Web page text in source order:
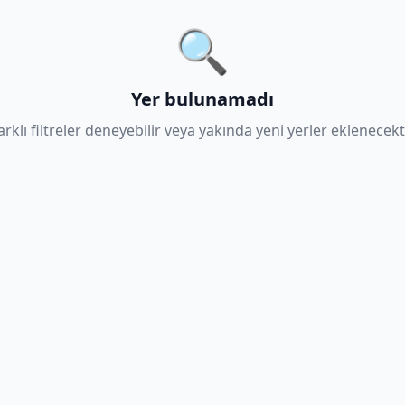
🔍
Yer bulunamadı
filtreler deneyebilir veya yakında yeni yerler